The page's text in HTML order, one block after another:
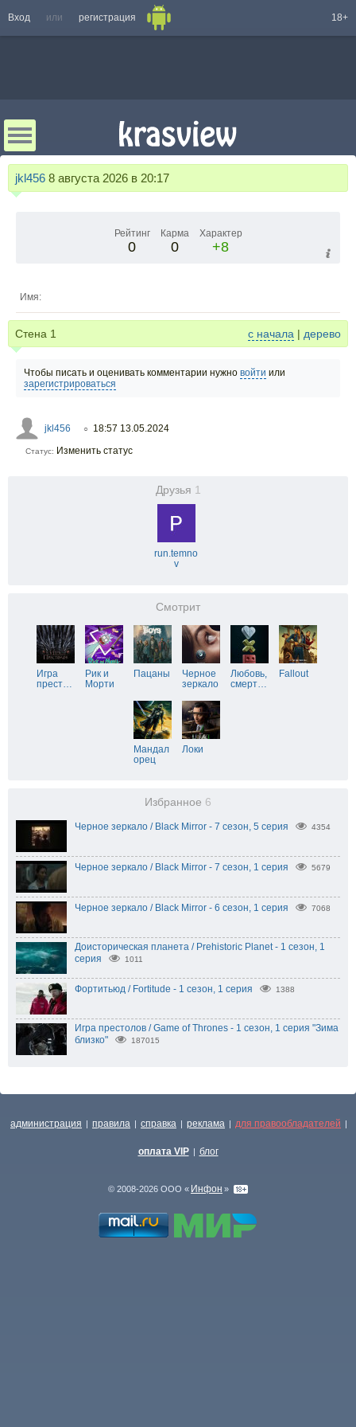
Вход или регистрация 18+
jkl456 8 августа 2026 в 20:17
Рейтинг
0
Карма
0
Характер
+8
Имя:
Стена 1 с начала | дерево
Чтобы писать и оценивать комментарии нужно войти или
зарегистрироваться
jkl456 ○ 18:57 13.05.2024
Статус: Изменить статус
Друзья 1
run.temno
v
Смотрит
Игра
прест…
Рик и
Морти
Пацаны
Черное
зеркало
Любовь,
смерт…
Fallout
Мандал
орец
Локи
Избранное 6
Черное зеркало / Black Mirror - 7 сезон, 5 серия 4354
Черное зеркало / Black Mirror - 7 сезон, 1 серия 5679
Черное зеркало / Black Mirror - 6 сезон, 1 серия 7068
Доисторическая планета / Prehistoric Planet - 1 сезон, 1
серия
1011
Фортитьюд / Fortitude - 1 сезон, 1 серия 1388
Игра престолов / Game of Thrones - 1 сезон, 1 серия "Зима
близко"
187015
администрация | правила | справка | реклама | для правообладателей |
оплата VIP | блог
© 2008-2026 ООО « Инфон »